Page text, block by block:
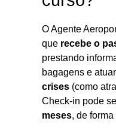
O Agente
que recebe o
prestando
bagagens e
crises (como
Check-in pode
meses, de